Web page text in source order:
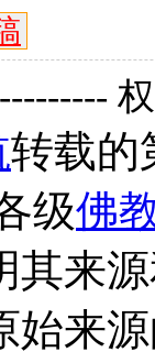
转载的
级佛
其来
始来